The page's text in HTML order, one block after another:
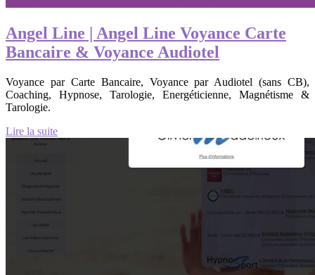
Angel Line | Angel Line Voyance Carte
Bancaire & Voyance Audiotel
Voyance par Carte Bancaire, Voyance par Audiotel (sans CB),
Coaching, Hypnose, Tarologie, Energéticienne, Magnétisme &
Tarologie.
Lire la suite